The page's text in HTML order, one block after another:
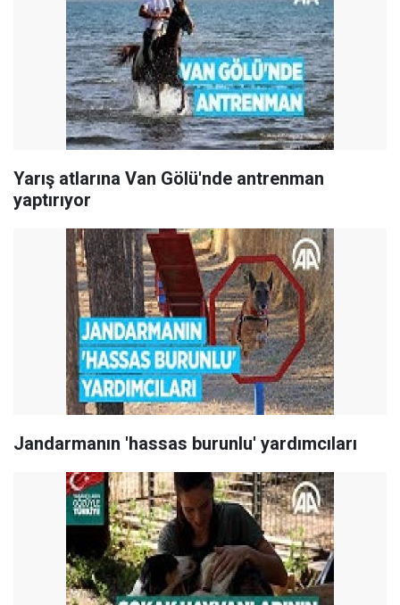
Yarış atlarına Van Gölü'nde antrenman
yaptırıyor
Jandarmanın 'hassas burunlu' yardımcıları